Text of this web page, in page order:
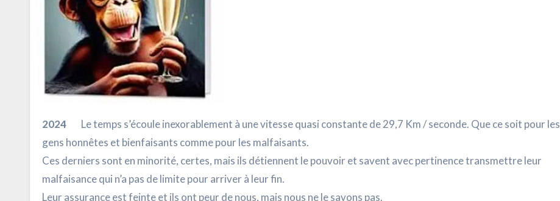
2024
Le temps s’écoule inexorablement à une vitesse quasi constante de 29,7 Km / seconde. Que ce soit pour les
gens honnêtes et bienfaisants comme pour les malfaisants.
Ces derniers sont en minorité, certes, mais ils détiennent le pouvoir et savent avec pertinence transmettre leur
malfaisance qui n’a pas de limite pour arriver à leur fin.
Leur assurance est feinte et ils ont peur de nous, mais nous ne le savons pas.